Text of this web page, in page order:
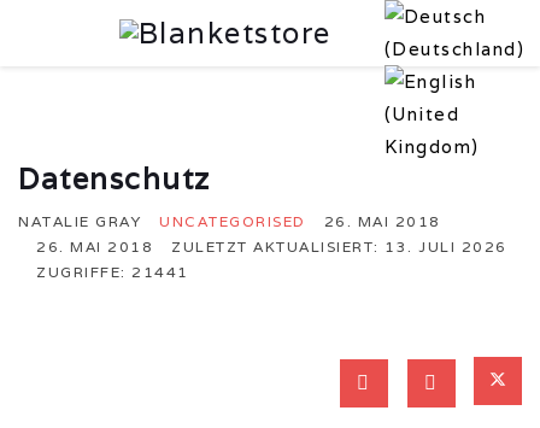
Datenschutz
NATALIE GRAY UNCATEGORISED
26. MAI 2018
26. MAI 2018
ZULETZT AKTUALISIERT: 13. JULI 2026
ZUGRIFFE: 21441